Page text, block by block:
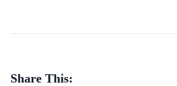
Share This: